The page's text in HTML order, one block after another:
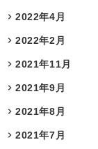
2022年4月
2022年2月
2021年11月
2021年9月
2021年8月
2021年7月